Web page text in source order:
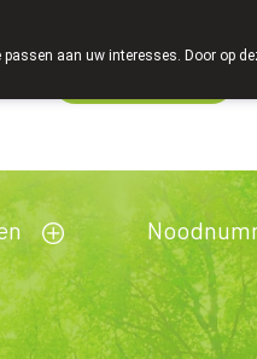
aan uw interesses. Door op